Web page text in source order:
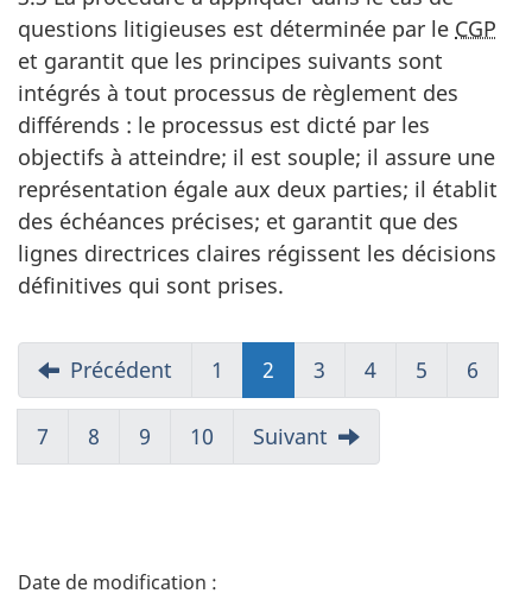
questions litigieuses est déterminée par le CGP
et garantit que les principes suivants sont
intégrés à tout processus de règlement des
différends : le processus est dicté par les
objectifs à atteindre; il est souple; il assure une
représentation égale aux deux parties; il établit
des échéances précises; et garantit que des
lignes directrices claires régissent les décisions
définitives qui sont prises.
Précédent 1 2 (présent)
3 4 5 6
7 8 9 10 Suivant
D